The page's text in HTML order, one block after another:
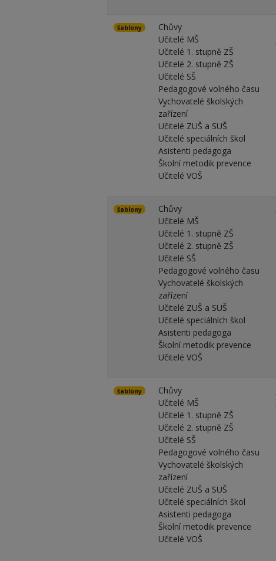
šablony
Chůvy
Učitelé MŠ
Učitelé 1. stupně ZŠ
Učitelé 2. stupně ZŠ
Učitelé SŠ
Pedagogové volného času
Vychovatelé školských
zařízení
Učitelé ZUŠ a SUŠ
Učitelé speciálních škol
Asistenti pedagoga
Školní metodik prevence
Učitelé VOŠ
šablony
Chůvy
Učitelé MŠ
Učitelé 1. stupně ZŠ
Učitelé 2. stupně ZŠ
Učitelé SŠ
Pedagogové volného času
Vychovatelé školských
zařízení
Učitelé ZUŠ a SUŠ
Učitelé speciálních škol
Asistenti pedagoga
Školní metodik prevence
Učitelé VOŠ
šablony
Chůvy
Učitelé MŠ
Učitelé 1. stupně ZŠ
Učitelé 2. stupně ZŠ
Učitelé SŠ
Pedagogové volného času
Vychovatelé školských
zařízení
Učitelé ZUŠ a SUŠ
Učitelé speciálních škol
Asistenti pedagoga
Školní metodik prevence
Učitelé VOŠ